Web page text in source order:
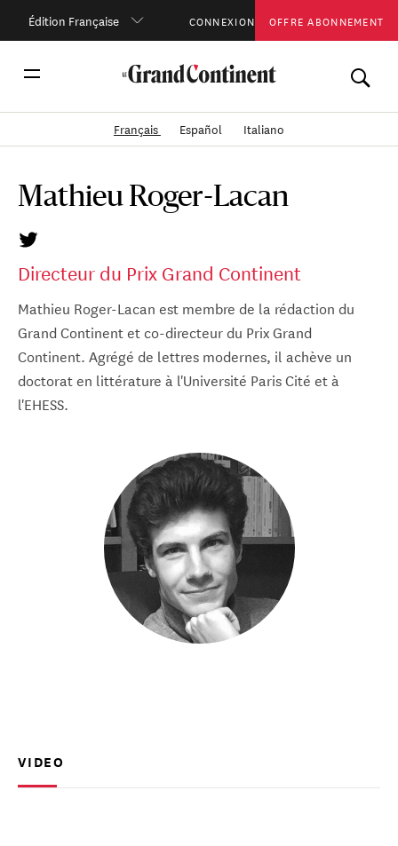
Édition Française CONNEXION OFFRE ABONNEMENT
Français Español Italiano
Mathieu Roger-Lacan
Directeur du Prix Grand Continent
Mathieu Roger-Lacan est membre de la rédaction du
Grand Continent et co-directeur du Prix Grand
Continent. Agrégé de lettres modernes, il achève un
doctorat en littérature à l'Université Paris Cité et à
l'EHESS.
VIDEO